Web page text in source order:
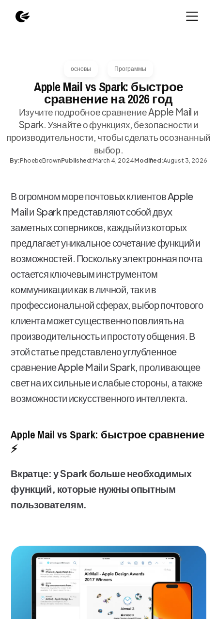
основы Программы
Apple Mail vs Spark: быстрое
сравнение на 2026 год
Изучите подробное сравнение Apple Mail и
Spark. Узнайте о функциях, безопасности и
производительности, чтобы сделать осознанный
выбор.
By:PhoebeBrownPublished:March 4, 2024Modified:August 3, 2026
В огромном море почтовых клиентов Apple
Mail и Spark представляют собой двух
заметных соперников, каждый из которых
предлагает уникальное сочетание функций и
возможностей. Поскольку электронная почта
остается ключевым инструментом
коммуникации как в личной, так и в
профессиональной сферах, выбор почтового
клиента может существенно повлиять на
производительность и простоту общения. В
этой статье представлено углубленное
сравнение Apple Mail и Spark, проливающее
свет на их сильные и слабые стороны, а также
возможности искусственного интеллекта.
Apple Mail vs Spark: быстрое сравнение
⚡
Вкратце: у Spark больше необходимых
функций, которые нужны опытным
пользователям.